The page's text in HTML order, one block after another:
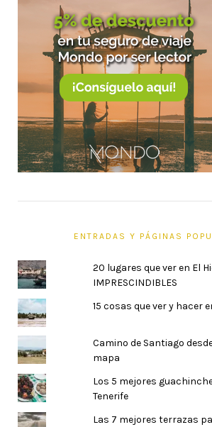
ENTRADAS Y PÁGINAS
20 lugares que ver en El
IMPRESCINDIBLES
15 cosas que ver y hacer
Camino de Santiago
mapa
Los 5 mejores
Tenerife
Las 7 mejores terrazas